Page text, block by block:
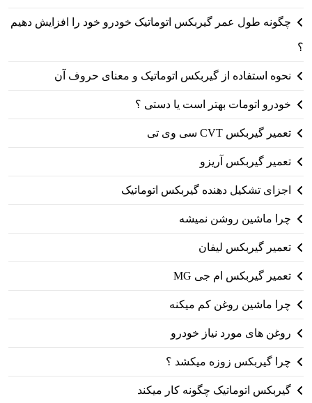
چگونه طول عمر گیربکس اتوماتیک خودرو خود را افزایش دهیم
؟
نحوه استفاده از گیربکس اتوماتیک و معنای حروف آن
خودرو اتومات بهتر است یا دستی ؟
تعمیر گیربکس CVT سی وی تی
تعمیر گیربکس آریزو
اجزای تشکیل دهنده گیربکس اتوماتیک
چرا ماشین روشن نمیشه
تعمیر گیربکس لیفان
تعمیر گیربکس ام جی MG
چرا ماشین روغن کم میکنه
روغن های مورد نیاز خودرو
چرا گیربکس زوزه میکشد ؟
گیربکس اتوماتیک چگونه کار میکند